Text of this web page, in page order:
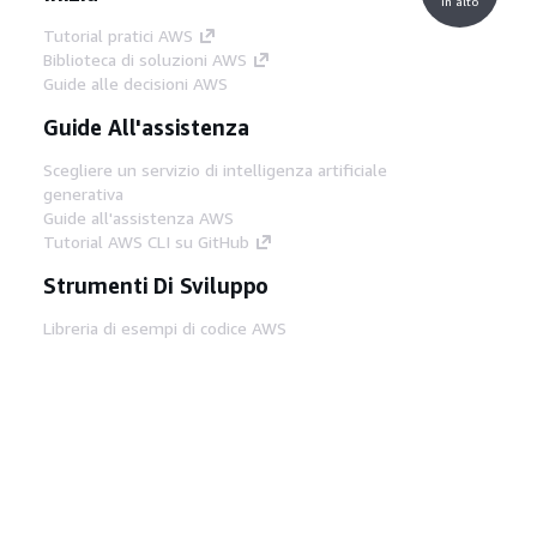
Tutorial pratici AWS
Biblioteca di soluzioni AWS
Guide alle decisioni AWS
Guide All'assistenza
Scegliere un servizio di intelligenza artificiale
generativa
Guide all'assistenza AWS
Tutorial AWS CLI su GitHub
Strumenti Di Sviluppo
Libreria di esempi di codice AWS